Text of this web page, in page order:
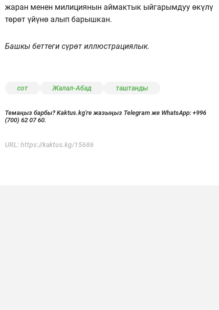
жаран менен милициянын аймактык ыйгарымдуу өкүлү
төрөт үйүнө алып барышкан.
Башкы беттеги сүрөт иллюстрациялык.
сот Жалал-Абад таштанды
Темаңыз барбы? Kaktus.kg'ге жазыңыз Telegram же WhatsApp: +996
(700) 62 07 60.
URL: https://kaktus.kg/15686